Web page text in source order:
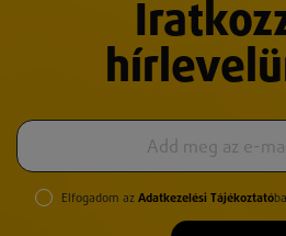
Elfogadom az Adatkezelési Tájékoztató